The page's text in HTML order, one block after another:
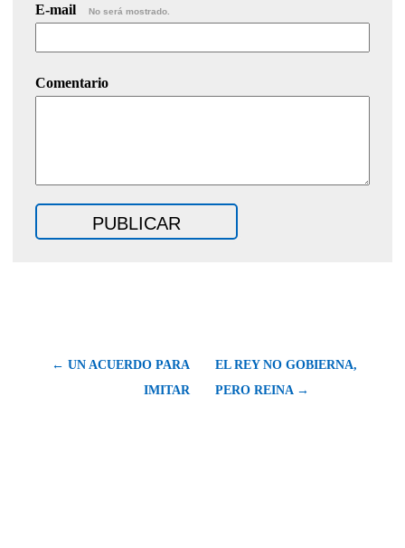
E-mail No será mostrado.
Comentario
← UN ACUERDO PARA
IMITAR
EL REY NO GOBIERNA,
PERO REINA →